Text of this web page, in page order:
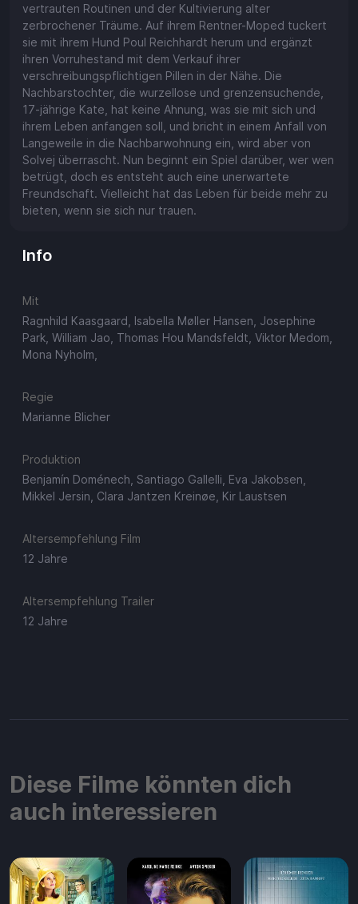
vertrauten Routinen und der Kultivierung alter
zerbrochener Träume. Auf ihrem Rentner-Moped tuckert
sie mit ihrem Hund Poul Reichhardt herum und ergänzt
ihren Vorruhestand mit dem Verkauf ihrer
verschreibungspflichtigen Pillen in der Nähe. Die
Nachbarstochter, die wurzellose und grenzensuchende,
17-jährige Kate, hat keine Ahnung, was sie mit sich und
ihrem Leben anfangen soll, und bricht in einem Anfall von
Langeweile in die Nachbarwohnung ein, wird aber von
Solvej überrascht. Nun beginnt ein Spiel darüber, wer wen
betrügt, doch es entsteht auch eine unerwartete
Freundschaft. Vielleicht hat das Leben für beide mehr zu
bieten, wenn sie sich nur trauen.
Info
Mit
Ragnhild Kaasgaard, Isabella Møller Hansen, Josephine
Park, William Jao, Thomas Hou Mandsfeldt, Viktor Medom,
Mona Nyholm,
Regie
Marianne Blicher
Produktion
Benjamín Doménech, Santiago Gallelli, Eva Jakobsen,
Mikkel Jersin, Clara Jantzen Kreinøe, Kir Laustsen
Altersempfehlung Film
12 Jahre
Altersempfehlung Trailer
12 Jahre
Diese Filme könnten dich
auch interessieren